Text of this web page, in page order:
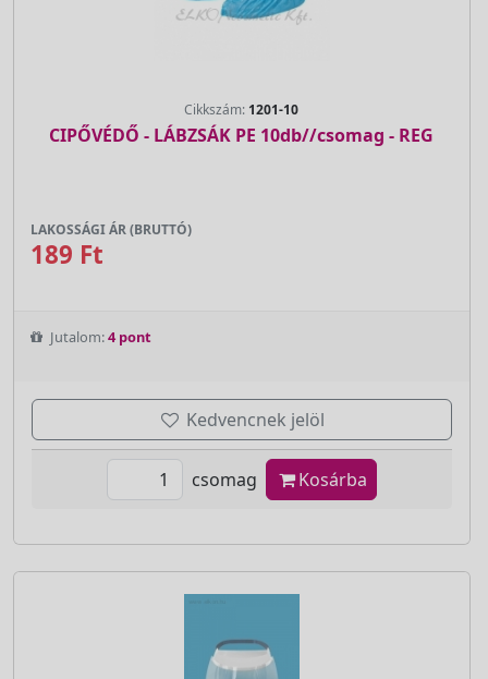
Cikkszám: 1201-10
CIPŐVÉDŐ - LÁBZSÁK PE 10db//csomag - REG
LAKOSSÁGI ÁR (BRUTTÓ)
189 Ft
Jutalom:4 pont
Kedvencnek jelöl
csomag Kosárba